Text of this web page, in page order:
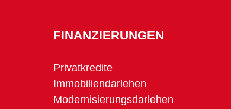
FINANZIERUNGEN
Privatkredite
Immobiliendarlehen
Modernisierungsdarlehen